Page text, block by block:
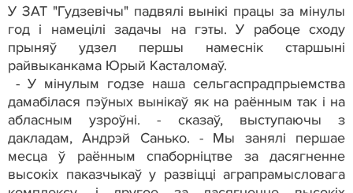
У ЗАТ "Гудзевічы" падвялі вынікі працы за мінулы
год і намецілі задачы на гэты. У рабоце сходу
прыняў удзел першы намеснік старшыні
райвыканкама Юрый Касталомаў.
- У мінулым годзе наша сельгаспрадпрыемства
дамабілася пэўных вынікаў як на раённым так і на
абласным узроўні. - сказаў, выступаючы з
дакладам, Андрэй Санько. - Мы занялі першае
месца ў раённым спаборніцтве за дасягненне
высокіх паказчыкаў у развіцці аграпрамысловага